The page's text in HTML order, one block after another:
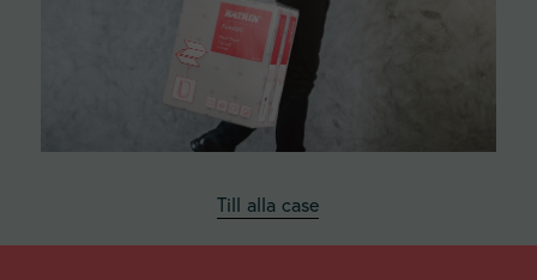
Till alla case